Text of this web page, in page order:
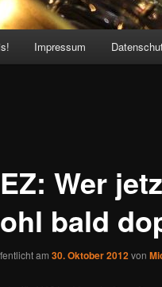
Impressum
Wer
bald
am 30. Oktober 2012von